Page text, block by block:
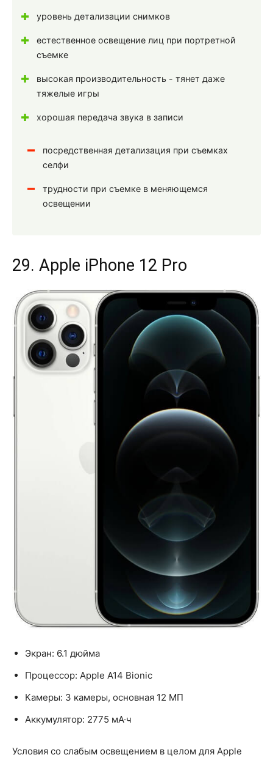
уровень детализации снимков
естественное освещение лиц при портретной
съемке
высокая производительность - тянет даже
тяжелые игры
хорошая передача звука в записи
посредственная детализация при съемках
селфи
трудности при съемке в меняющемся
освещении
29. Apple iPhone 12 Pro
Экран: 6.1 дюйма
Процессор: Apple A14 Bionic
Камеры: 3 камеры, основная 12 МП
Аккумулятор: 2775 мА·ч
Условия со слабым освещением в целом для Apple